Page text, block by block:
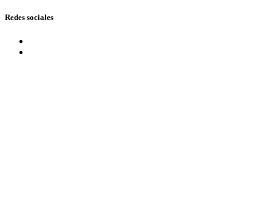
Redes sociales